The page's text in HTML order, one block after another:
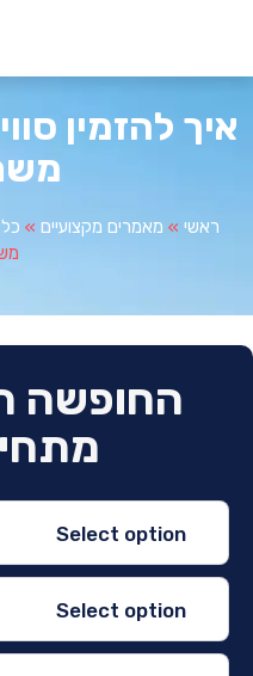
להזמין
»מאמרים מקצועיים»כללי»
משתלם?
החופשה
Select option
Select option